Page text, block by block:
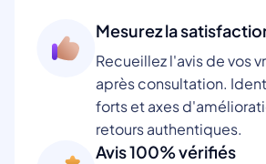
Mesurez la
Recueillez l'avis de vos
après consultation.
forts et axes
retours authentiques.
Avis 100% vérifiés